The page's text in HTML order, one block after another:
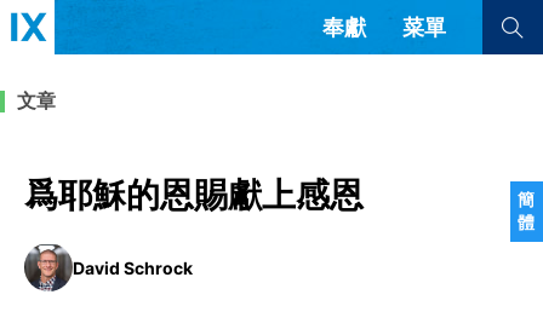
簡
體
奉獻 菜單
查看全部
查看全部
文章
爲耶穌的恩賜獻上感恩
David Schrock